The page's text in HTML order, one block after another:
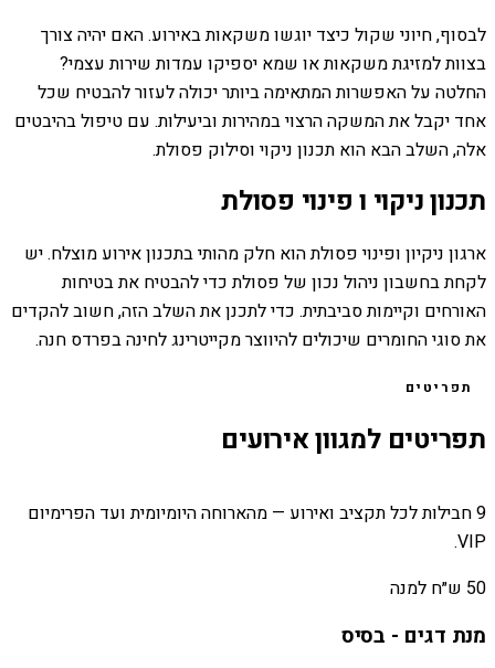
לבסוף, חיוני שקול כיצד יוגשו משקאות באירוע. האם יהיה צורך
בצוות למזיגת משקאות או שמא יספיקו עמדות שירות עצמי?
החלטה על האפשרות המתאימה ביותר יכולה לעזור להבטיח שכל
אחד יקבל את המשקה הרצוי במהירות וביעילות. עם טיפול בהיבטים
אלה, השלב הבא הוא תכנון ניקוי וסילוק פסולת.
תכנון ניקוי ו פינוי פסולת
ארגון ניקיון ופינוי פסולת הוא חלק מהותי בתכנון אירוע מוצלח. יש
לקחת בחשבון ניהול נכון של פסולת כדי להבטיח את בטיחות
האורחים וקיימות סביבתית. כדי לתכנן את השלב הזה, חשוב להקדים
את סוגי החומרים שיכולים להיווצר מקייטרינג לחינה בפרדס חנה.
תפריטים
תפריטים למגוון אירועים
9 חבילות לכל תקציב ואירוע — מהארוחה היומיומית ועד הפרימיום
VIP.
50 ש״ח למנה
מנת דגים - בסיס